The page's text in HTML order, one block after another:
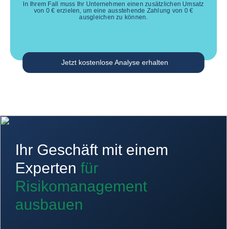
In Ihrem Fall muss Ihr Unternehmen einen zusätzlichen Umsatz
von 0 € erzielen, um eine ausstehende Zahlung von 0 €
ausgleichen zu können.
Jetzt kostenlose Analyse erhalten
Ihr Geschäft mit einem
Experten für
Risikomanagement
ausbauen